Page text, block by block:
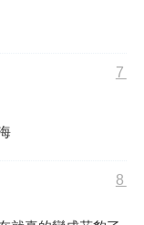
7
8